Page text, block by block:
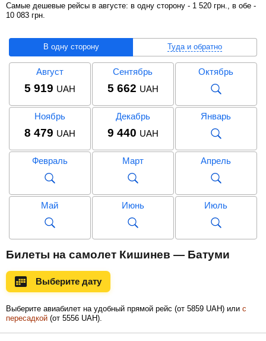
Самые дешевые рейсы в августе: в одну сторону - 1 520 грн ., в обе -
10 083 грн
В одну сторону Туда и обратно
Август
5 919 UAH
Сентябрь
5 662 UAH
Октябрь
Ноябрь
8 479 UAH
Декабрь
9 440 UAH
Январь
Февраль Март Апрель
Май Июнь Июль
Сентябрь
Ноябрь
Билеты на самолет Кишинев — Батуми
Выберите дату
Выберите авиабилет на удобный прямой рейс (от 5859 UAH) или с
пересадкой (от 5556 UAH).